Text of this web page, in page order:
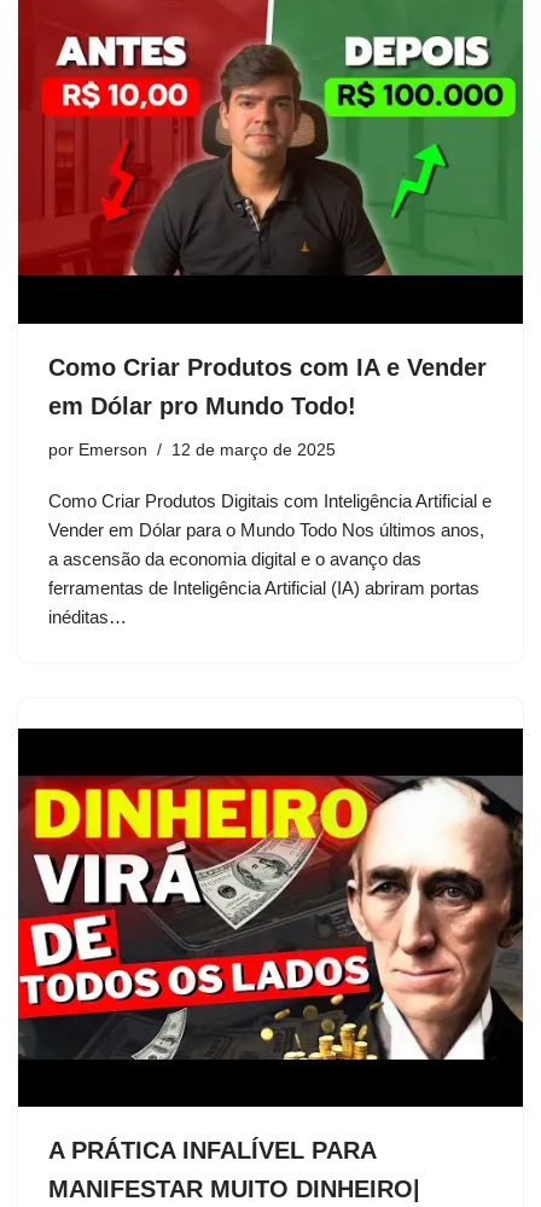
Como Criar Produtos com IA e Vender
em Dólar pro Mundo Todo!
por Emerson 12 de março de 2025
Como Criar Produtos Digitais com Inteligência Artificial e
Vender em Dólar para o Mundo Todo Nos últimos anos,
a ascensão da economia digital e o avanço das
ferramentas de Inteligência Artificial (IA) abriram portas
inéditas…
A PRÁTICA INFALÍVEL PARA
MANIFESTAR MUITO DINHEIRO|